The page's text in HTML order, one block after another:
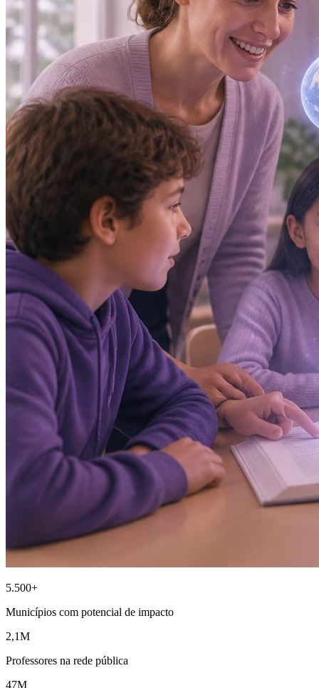
5.500+
Municípios com potencial de impacto
2,1M
Professores na rede pública
47M